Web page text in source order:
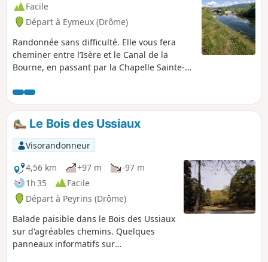
Facile
Départ à Eymeux (Drôme)
Randonnée sans difficulté. Elle vous fera
cheminer entre l’Isère et le Canal de la
Bourne, en passant par la Chapelle Sainte-
avec un remarquable panorama sur le
Vercors.
Le Bois des Ussiaux
Visorandonneur
4,56 km
+97 m
-97 m
1h 35
Facile
Départ à Peyrins (Drôme)
Balade paisible dans le Bois des Ussiaux
sur d'agréables chemins. Quelques
panneaux informatifs sur